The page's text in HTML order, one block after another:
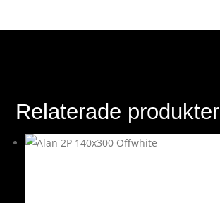
Relaterade produkter